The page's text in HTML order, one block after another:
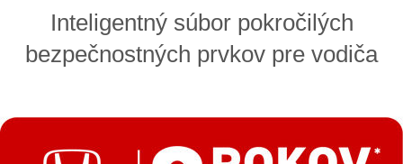
Inteligentný súbor pokročilých
bezpečnostných prvkov pre vodiča